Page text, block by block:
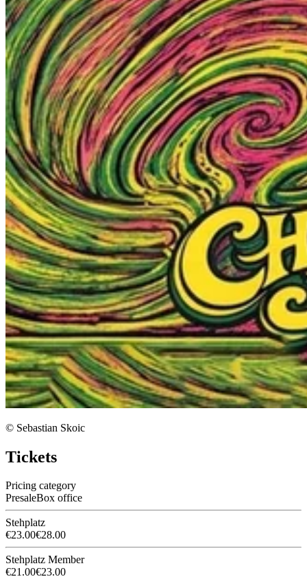
© Sebastian Skoic
Tickets
Pricing category
PresaleBox office
Stehplatz
€23.00€28.00
Stehplatz Member
€21.00€23.00